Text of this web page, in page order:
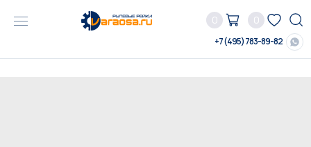
0 0
+7 (495) 783-89-82